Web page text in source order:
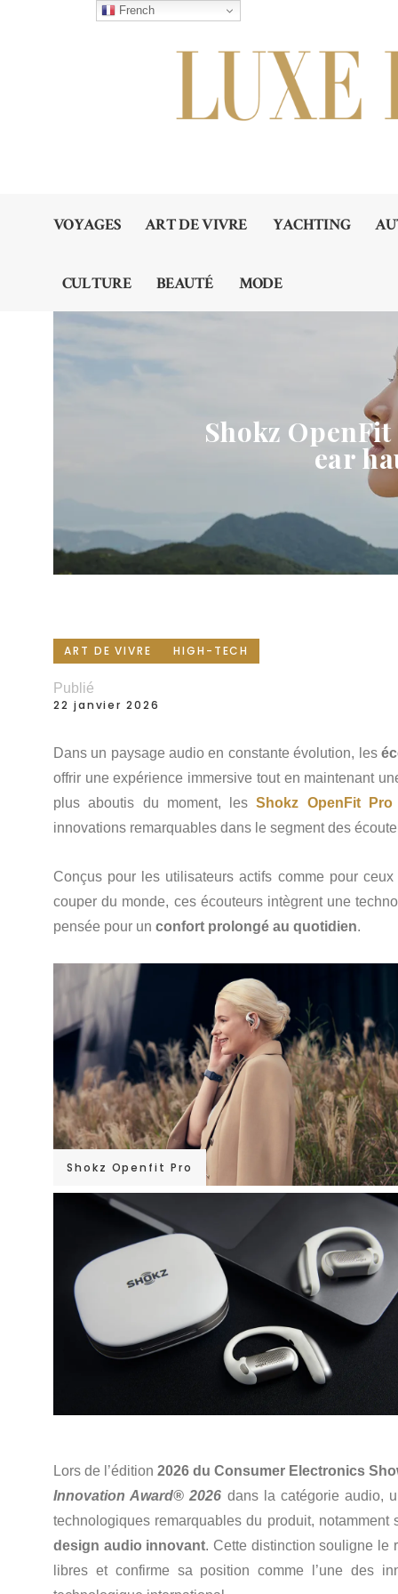
VOYAGES ART DE VIVRE YACHTING
CULTURE BEAUTÉ MODE
Shokz
ear
ART DE VIVRE HIGH-TECH
Publié
22 janvier 2026
Dans un paysage audio en constante évolution, les
offrir une expérience immersive tout en maintenant
plus aboutis du moment, lesShokz OpenFit Pro
innovations remarquables dans le segment des
Conçus pour les utilisateurs actifs comme pour
couper du monde, ces écouteurs intègrent une
pensée pour un confort prolongé au quotidien.
Shokz Openfit Pro
Lors de l’édition 2026 du Consumer Electronics
Innovation Award® 2026 dans la catégorie audio,
technologiques remarquables du produit, notamment
design audio innovant. Cette distinction souligne le
libres et confirme sa position comme l’une des
French